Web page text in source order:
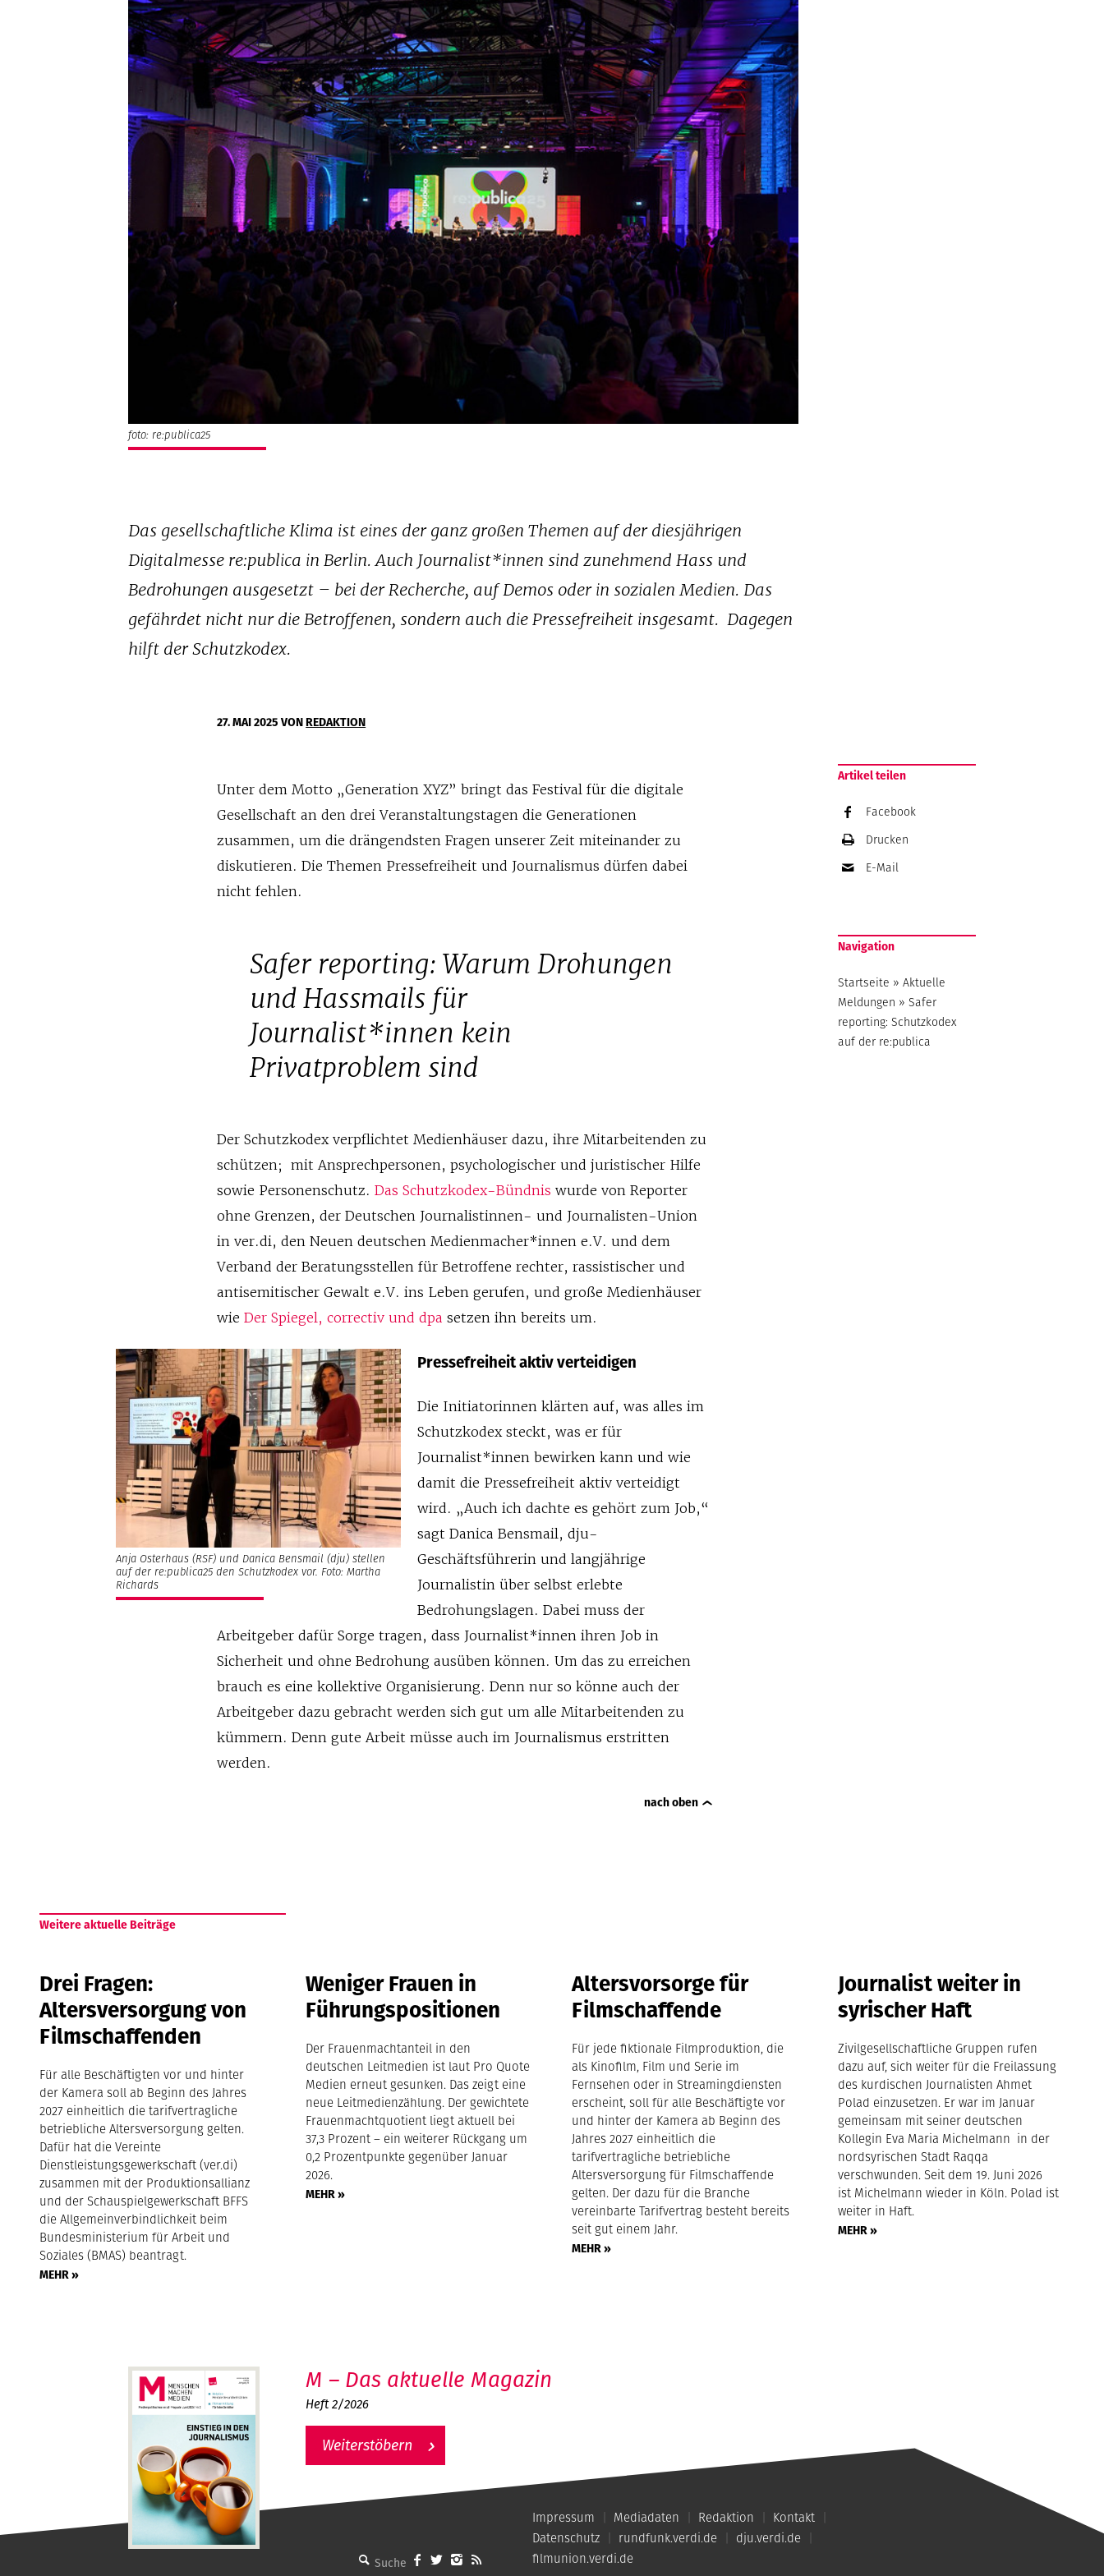
foto: re:publica25
Das gesellschaftliche Klima ist eines der ganz großen Themen auf der diesjährigen
Digitalmesse re:publica in Berlin. Auch Journalist*innen sind zunehmend Hass und
Bedrohungen ausgesetzt – bei der Recherche, auf Demos oder in sozialen Medien. Das
gefährdet nicht nur die Betroffenen, sondern auch die Pressefreiheit insgesamt. Dagegen
hilft der Schutzkodex.
27. MAI 2025VON REDAKTION
Unter dem Motto „Generation XYZ” bringt das Festival für die digitale
Gesellschaft an den drei Veranstaltungstagen die Generationen
zusammen, um die drängendsten Fragen unserer Zeit miteinander zu
diskutieren. Die Themen Pressefreiheit und Journalismus dürfen dabei
nicht fehlen.
Safer reporting: Warum Drohungen
und Hassmails für
Journalist*innen kein
Privatproblem sind
Der Schutzkodex verpflichtet Medienhäuser dazu, ihre Mitarbeitenden zu
schützen; mit Ansprechpersonen, psychologischer und juristischer Hilfe
sowie Personenschutz. Das Schutzkodex-Bündnis wurde von Reporter
ohne Grenzen, der Deutschen Journalistinnen- und Journalisten-Union
in ver.di, den Neuen deutschen Medienmacher*innen e.V. und dem
Verband der Beratungsstellen für Betroffene rechter, rassistischer und
antisemitischer Gewalt e.V. ins Leben gerufen, und große Medienhäuser
wieDer Spiegel, correctiv und dpa setzen ihn bereits um.
Anja Osterhaus (RSF) und Danica Bensmail (dju) stellen
auf der re:publica25 den Schutzkodex vor. Foto: Martha
Richards
Pressefreiheit aktiv verteidigen
Die Initiatorinnen klärten auf, was alles im
Schutzkodex steckt, was er für
Journalist*innen bewirken kann und wie
damit die Pressefreiheit aktiv verteidigt
wird. „Auch ich dachte es gehört zum Job,“
sagt Danica Bensmail, dju-
Geschäftsführerin und langjährige
Journalistin über selbst erlebte
Bedrohungslagen. Dabei muss der
Arbeitgeber dafür Sorge tragen, dass Journalist*innen ihren Job in
Sicherheit und ohne Bedrohung ausüben können. Um das zu erreichen
brauch es eine kollektive Organisierung. Denn nur so könne auch der
Arbeitgeber dazu gebracht werden sich gut um alle Mitarbeitenden zu
kümmern. Denn gute Arbeit müsse auch im Journalismus erstritten
werden.
nach oben
Artikel teilen
Facebook
Drucken
E-Mail
Navigation
Startseite »Aktuelle
Meldungen »Safer
reporting: Schutzkodex
auf der re:publica
Weitere aktuelle Beiträge
Drei Fragen:
Altersversorgung von
Filmschaffenden
Für alle Beschäftigten vor und hinter
der Kamera soll ab Beginn des Jahres
2027 einheitlich die tarifvertragliche
betriebliche Altersversorgung gelten.
Dafür hat die Vereinte
Dienstleistungsgewerkschaft (ver.di)
zusammen mit der Produktionsallianz
und der Schauspielgewerkschaft BFFS
die Allgemeinverbindlichkeit beim
Bundesministerium für Arbeit und
Soziales (BMAS) beantragt.
MEHR »
Weniger Frauen in
Führungspositionen
Der Frauenmachtanteil in den
deutschen Leitmedien ist laut Pro Quote
Medien erneut gesunken. Das zeigt eine
neue Leitmedienzählung. Der gewichtete
Frauenmachtquotient liegt aktuell bei
37,3 Prozent – ein weiterer Rückgang um
0,2 Prozentpunkte gegenüber Januar
2026.
MEHR »
Altersvorsorge für
Filmschaffende
Für jede fiktionale Filmproduktion, die
als Kinofilm, Film und Serie im
Fernsehen oder in Streamingdiensten
erscheint, soll für alle Beschäftigte vor
und hinter der Kamera ab Beginn des
Jahres 2027 einheitlich die
tarifvertragliche betriebliche
Altersversorgung für Filmschaffende
gelten. Der dazu für die Branche
vereinbarte Tarifvertrag besteht bereits
seit gut einem Jahr.
MEHR »
Journalist weiter in
syrischer Haft
Zivilgesellschaftliche Gruppen rufen
dazu auf, sich weiter für die Freilassung
des kurdischen Journalisten Ahmet
Polad einzusetzen. Er war im Januar
gemeinsam mit seiner deutschen
Kollegin Eva Maria Michelmann in der
nordsyrischen Stadt Raqqa
verschwunden. Seit dem 19. Juni 2026
ist Michelmann wieder in Köln. Polad ist
weiter in Haft.
MEHR »
MMM - Menschen machen Medien
M – Das aktuelle Magazin
Heft 2/2026
Weiterstöbern
Impressum Mediadaten Redaktion
Kontakt
Datenschutz
rundfunk.verdi.de
dju.verdi.de
filmunion.verdi.de